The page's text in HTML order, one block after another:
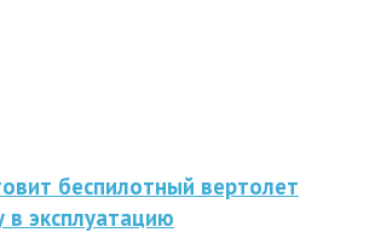
беспилотный вертолет
в эксплуатацию